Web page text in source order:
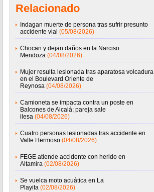
Relacionado
Indagan muerte de persona tras sufrir presunto
accidente vial (05/08/2026)
Chocan y dejan daños en la Narciso
Mendoza (04/08/2026)
Mujer resulta lesionada tras aparatosa volcadura
en el Boulevard Oriente de
Reynosa (04/08/2026)
Camioneta se impacta contra un poste en
Balcones de Alcalá; pareja sale
ilesa (04/08/2026)
Cuatro personas lesionadas tras accidente en
Valle Hermoso (04/08/2026)
FEGE atiende accidente con herido en
Altamira (02/08/2026)
Se vuelca moto acuática en La
Playita (02/08/2026)